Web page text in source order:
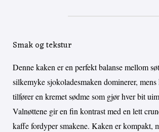
Smak og tekstur
Denne kaken er en perfekt balanse mellom
silkemyke sjokoladesmaken dominerer,
tilfører en kremet sødme som gjør hver bit
Valnøttene gir en fin kontrast med en lett
kaffe fordyper smakene. Kaken er kompakt,